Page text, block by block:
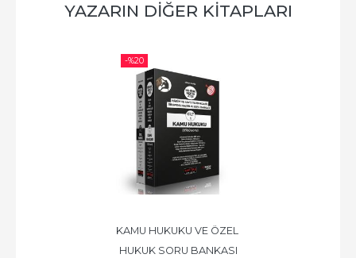
YAZARIN DIĞER KITAPLARI
-%20
KAMU HUKUKU VE ÖZEL
HUKUK SORU BANKASI